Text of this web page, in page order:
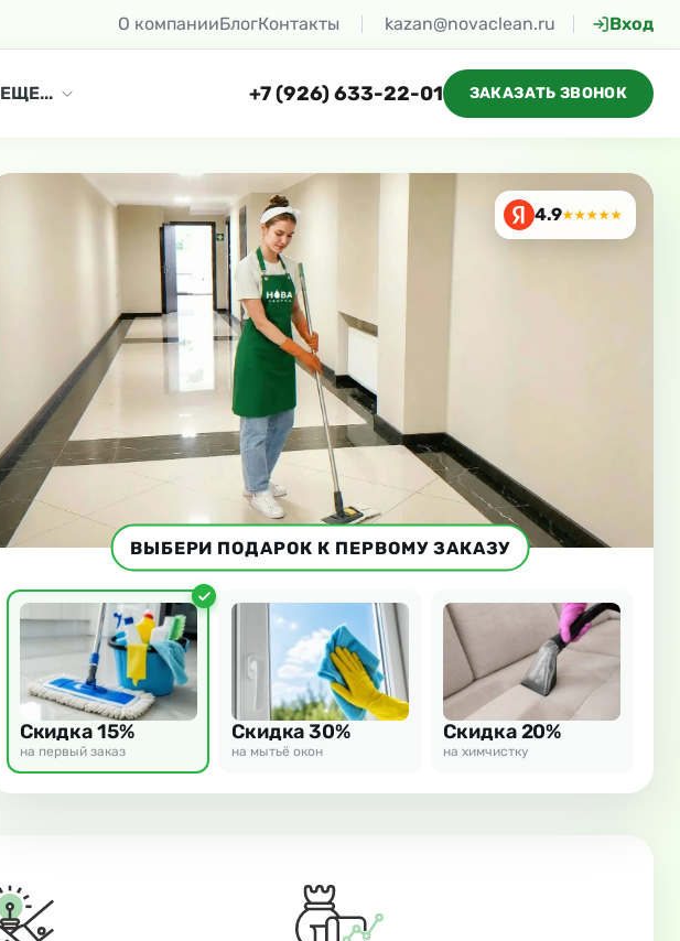
О компанииБлогКонтакты kazan@novaclean.ru Вход
ЕЩЕ... +7 (926) 633-22-01 ЗАКАЗАТЬ ЗВОНОК
4.9★★★★★
ВЫБЕРИ ПОДАРОК К ПЕРВОМУ ЗАКАЗУ
Скидка 15%
на первый заказ
Скидка 30%
на мытьё окон
Скидка 20%
на химчистку